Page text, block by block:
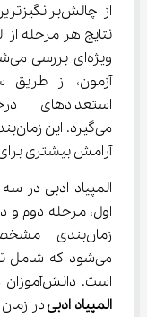
از
آزمون، از طریق
آرامش بیشتری برای
اول، مرحله دوم و
می‌شود که شامل
است. دانش‌آموزان می‌توانند با مراجعه به
المپیاد ادبی در